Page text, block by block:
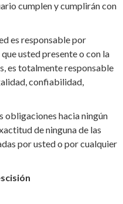
cumplen y cumplirán con
es responsable por
usted presente o con la
es totalmente responsable
confiabilidad,
obligaciones hacia ningún
de ninguna de las
por usted o por cualquier